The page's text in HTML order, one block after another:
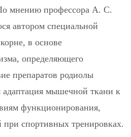
мнению профессора А. С.
автором специальной
в основе
определяющего
препаратов родиолы
мышечной ткани к
функционирования,
спортивных тренировках.